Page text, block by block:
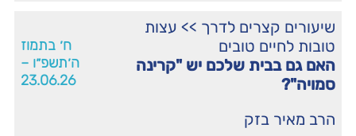
שיעורים קצרים לדרך >> עצות
טובות לחיים טובים
האם גם בבית שלכם יש "קרינה
סמויה"?
הרב מאיר בזק
ח׳ בתמוז
ה׳תשפ״ו –
23.06.26